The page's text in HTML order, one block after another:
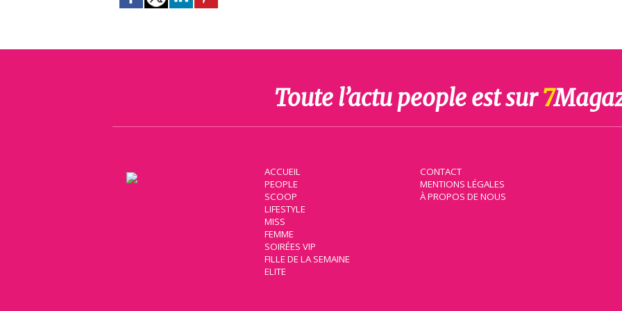
Toute l’actu people est sur7
ACCUEIL
PEOPLE
SCOOP
LIFESTYLE
MISS
FEMME
SOIRÉES VIP
FILLE DE LA SEMAINE
ELITE
CONTACT
MENTIONS LÉGALES
À PROPOS DE NOUS